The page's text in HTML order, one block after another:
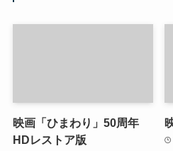
映画「ひまわり」50周年
HDレストア版